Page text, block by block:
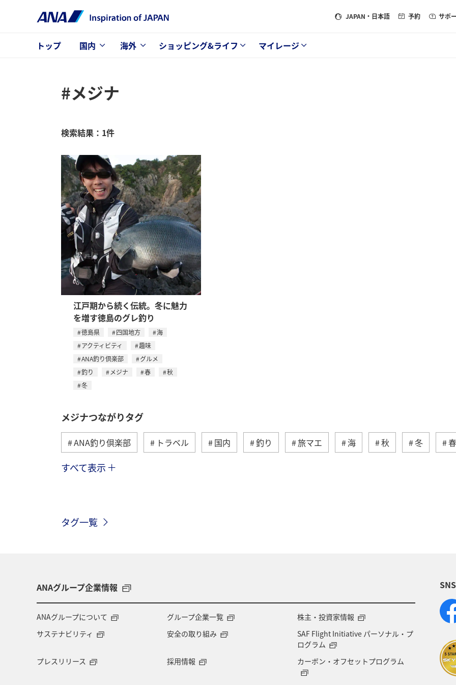
JAPAN ・日本語 予約 サポ
トップ 国内 海外 ショッピング&ライフ マイレージ
#メジナ
検索結果：1件
江戸期から続く伝統。冬に魅力
を増す徳島のグレ釣り
徳島県 四国地方
海
アクティビティ
趣味
ANA釣り倶楽部
グルメ
釣り
メジナ 春
秋
冬
メジナつながりタグ
ANA釣り倶楽部 トラベル 国内 釣り 旅マエ 海 秋 冬 春
マダイ
スズキ
すべて表示
タグ一覧
ANAグループ企業情報
ANAグループについて グループ企業一覧
株主・投資家情報
サステナビリティ
安全の取り組み
SAF Flight Initiative パーソナル・プ
ログラム
プレスリリース
採用情報 カーボン・オフセットプログラム